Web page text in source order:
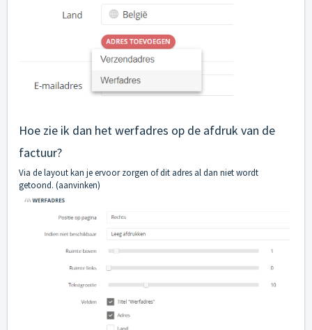
Hoe zie ik dan het werfadres op de afdruk van de
factuur?
Via de layout kan je ervoor zorgen of dit adres al dan niet wordt
getoond. (aanvinken)